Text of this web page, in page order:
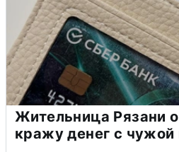
Жительница Рязани
кражу денег с чужой